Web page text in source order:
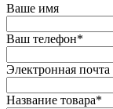
Ваше имя
Ваш телефон*
Электронная почта
Название товара*